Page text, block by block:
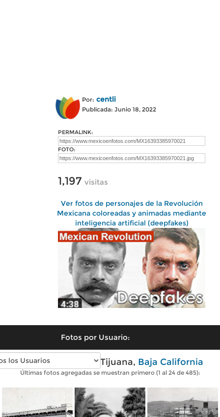
Por: centli
Publicada: Junio 18, 2022
PERMALINK:
FOTO:
1,197 visitas
Ver fotos de personajes de la Revolución
Mexicana coloreadas y animadas mediante
inteligencia artificial (deepfakes)
Fotos por Usuario:
Fotos antiguas de Tijuana, Baja California
Últimas fotos agregadas se muestran primero (1 al 24 de 485):